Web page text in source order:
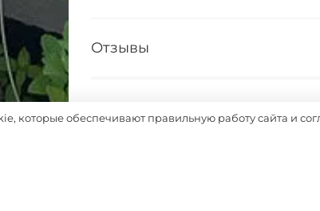
Отзывы
которые обеспечивают правильную работу сайта и